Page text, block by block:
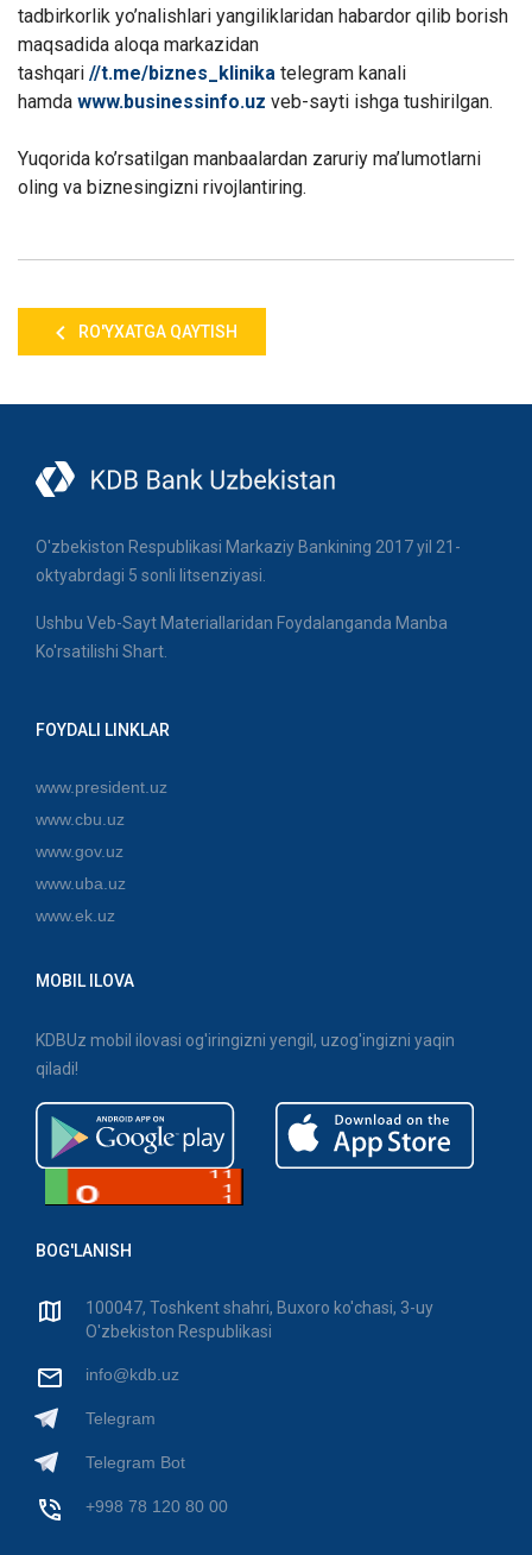
tadbirkorlik yo’nalishlari yangiliklaridan habardor qilib borish
maqsadida aloqa markazidan
tashqari //t.me/biznes_klinika telegram kanali
hamda www.businessinfo.uz veb-sayti ishga tushirilgan.
Yuqorida ko’rsatilgan manbaalardan zaruriy ma’lumotlarni
oling va biznesingizni rivojlantiring.
RO'YXATGA QAYTISH
O'zbekiston Respublikasi Markaziy Bankining 2017 yil 21-
oktyabrdagi 5 sonli litsenziyasi.
Ushbu Veb-Sayt Materiallaridan Foydalanganda Manba
Ko'rsatilishi Shart.
FOYDALI LINKLAR
www.president.uz
www.cbu.uz
www.gov.uz
www.uba.uz
www.ek.uz
MOBIL ILOVA
KDBUz mobil ilovasi og'iringizni yengil, uzog'ingizni yaqin
qiladi!
BOG'LANISH
100047, Toshkent shahri, Buxoro ko'chasi, 3-uy
O'zbekiston Respublikasi
info@kdb.uz
Telegram
Telegram Bot
+998 78 120 80 00